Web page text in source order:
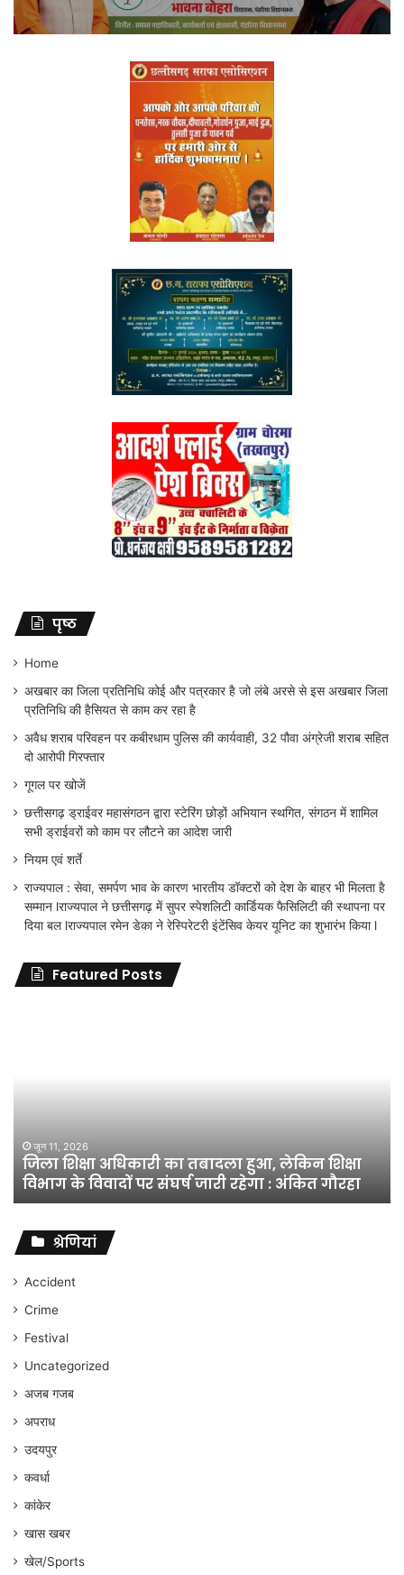
पृष्ठ
Home
अखबार का जिला प्रतिनिधि कोई और पत्रकार है जो लंबे अरसे से इस अखबार जिला
प्रतिनिधि की हैसियत से काम कर रहा है
अवैध शराब परिवहन पर कबीरधाम पुलिस की कार्यवाही, 32 पौवा अंग्रेजी शराब सहित
दो आरोपी गिरफ्तार
गूगल पर खोजें
छत्तीसगढ़ ड्राईवर महासंगठन द्वारा स्टेरिंग छोड़ों अभियान स्थगित, संगठन में शामिल
सभी ड्राईवरों को काम पर लौटने का आदेश जारी
नियम एवं शर्ते
राज्यपाल : सेवा, समर्पण भाव के कारण भारतीय डॉक्टरों को देश के बाहर भी मिलता है
सम्मान lराज्यपाल ने छत्तीसगढ़ में सुपर स्पेशलिटी कार्डियक फैसिलिटी की स्थापना पर
दिया बल lराज्यपाल रमेन डेका ने रेस्पिरेटरी इंटेंसिव केयर यूनिट का शुभारंभ किया l
Featured Posts
शिक्षा
विभाग
विवादों
संघर्ष
जारी
रहेगा
अंकित
गौरहा
जून 11, 2026
जिला शिक्षा अधिकारी का तबादला हुआ, लेकिन शिक्षा
विभाग के विवादों पर संघर्ष जारी रहेगा : अंकित गौरहा
श्रेणियां
Accident
Crime
Festival
Uncategorized
अजब गजब
अपराध
उदयपुर
कवर्धा
कांकेर
खास खबर
खेल/Sports